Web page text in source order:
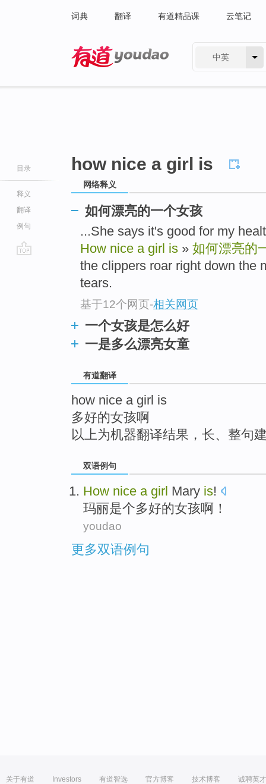
词典 翻译 有道精品课 云笔记
中英
目录
释义
翻译
例句
how nice a girl is
网络释义
如何漂亮的一个女孩
...She says it's good for my
How nice a girl is » 如何漂亮的
the clippers roar right down the
tears.
基于12个网页-相关网页
一个女孩是怎么好
一是多么漂亮女童
有道翻译
how nice a girl is
多好的女孩啊
以上为机器翻译结果，长、整句
双语例句
How nice a girl Mary is!
玛丽是个多好的女孩啊！
youdao
更多双语例句
关于有道 Investors 有道智选 官方博客 技术博客 诚聘英才